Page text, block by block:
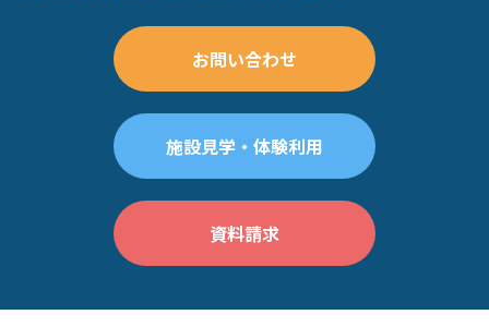
お問い合わせ
施設見学・体験利用
資料請求